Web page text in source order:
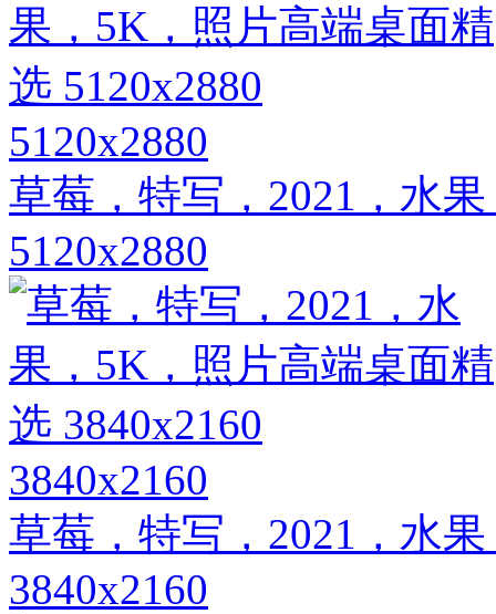
5120x2880
草莓，特写，2021，水
5120x2880
3840x2160
草莓，特写，2021，水
3840x2160